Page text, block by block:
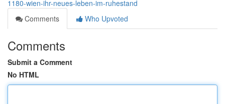
1180-wien-ihr-neues-leben-im-ruhestand
Comments
Who Upvoted
Comments
Submit a Comment
No HTML